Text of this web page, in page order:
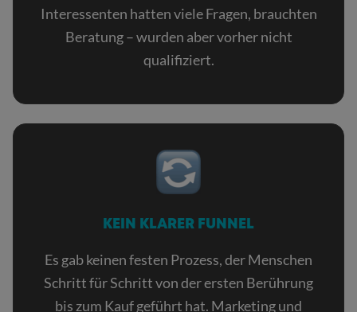
Interessenten hatten viele Fragen, brauchten
Beratung – wurden aber vorher nicht
qualifiziert.
KEIN KLARER FUNNEL
Es gab keinen festen Prozess, der Menschen
Schritt für Schritt von der ersten Berührung
bis zum Kauf geführt hat. Marketing und